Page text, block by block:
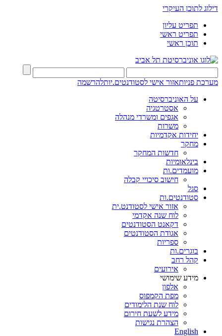
דילוג לתוכן העיקרי
תפריט עליון
תפריט ראשי
תוכן ראשי
מערכת פניותאזור אישי לסטודנטים.יותלהרשמה
על האוניברסיטה
אסטרטגיה
אגפים ומשרדי מנהלה
משרות
יחידות אקדמיות
מחקר
חדשות המחקר
בינלאומיות
מועמדים.ות
חישוב סיכויי קבלה
סגל
סטודנטים.ות
אזור אישי לסטודנט.ית
לוח שנה אקדמי
דקאנט הסטודנטים
אגודת הסטודנטים
ספריות
בוגרים.ות
קהל רחב
אירועים
מידע שימושי
אלפון
מפת הקמפוס
לוח שנת הלימודים
מידע לשעת חירום
הצהרת נגישות
English